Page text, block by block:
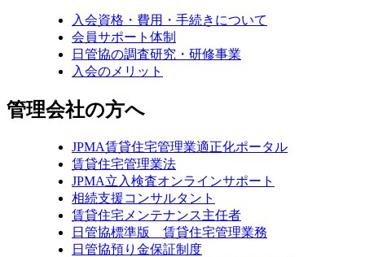
入会資格・費用・手続きについて
会員サポート体制
日管協の調査研究・研修事業
入会のメリット
管理会社の方へ
JPMA賃貸住宅管理業適正化ポータル
賃貸住宅管理業法
JPMA立入検査オンラインサポート
相続支援コンサルタント
賃貸住宅メンテナンス主任者
日管協標準版 賃貸住宅管理業務
日管協預り金保証制度